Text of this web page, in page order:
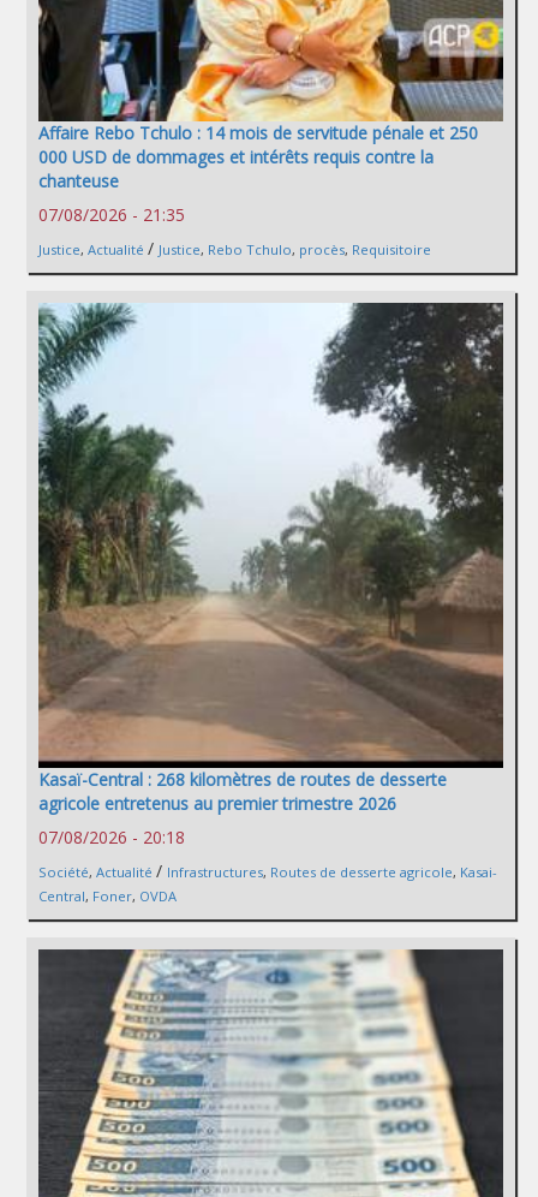
Affaire Rebo Tchulo : 14 mois de servitude pénale et 250
000 USD de dommages et intérêts requis contre la
chanteuse
07/08/2026 - 21:35
Justice, Actualité / Justice, Rebo Tchulo, procès, Requisitoire
Kasaï-Central : 268 kilomètres de routes de desserte
agricole entretenus au premier trimestre 2026
07/08/2026 - 20:18
Société, Actualité / Infrastructures, Routes de desserte agricole, Kasai-
Central, Foner, OVDA